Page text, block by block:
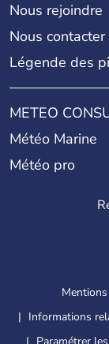
Nous rejoindre
Nous contacter
Légende des
METEO
Météo Marine
Météo pro
Informations